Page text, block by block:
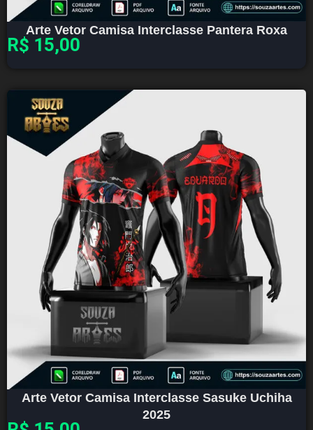
Arte Vetor Camisa Interclasse Pantera Roxa
R$ 15,00
Arte Vetor Camisa Interclasse Sasuke Uchiha
2025